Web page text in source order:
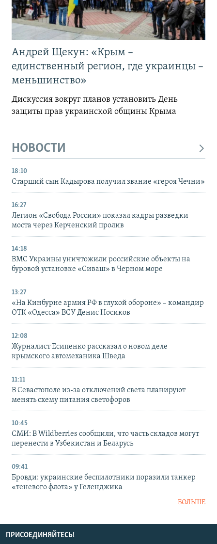
Андрей Щекун: «Крым –
единственный регион, где украинцы –
меньшинство»
Дискуссия вокруг планов установить День
защиты прав украинской общины Крыма
НОВОСТИ
18:10
Старший сын Кадырова получил звание «героя Чечни»
16:27
Легион «Свобода России» показал кадры разведки
моста через Керченский пролив
14:18
ВМС Украины уничтожили российские объекты на
буровой установке «Сиваш» в Черном море
13:27
«На Кинбурне армия РФ в глухой обороне» – командир
ОТК «Одесса» ВСУ Денис Носиков
12:08
Журналист Есипенко рассказал о новом деле
крымского автомеханика Шведа
11:11
В Севастополе из-за отключений света планируют
менять схему питания светофоров
10:45
СМИ: В Wildberries сообщили, что часть складов могут
перенести в Узбекистан и Беларусь
09:41
Бровди: украинские беспилотники поразили танкер
«теневого флота» у Геленджика
БОЛЬШЕ
ПРИСОЕДИНЯЙТЕСЬ!